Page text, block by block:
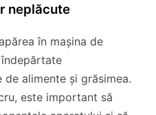
neplăcute
în mașina de
alimente și grăsimea.
este important să